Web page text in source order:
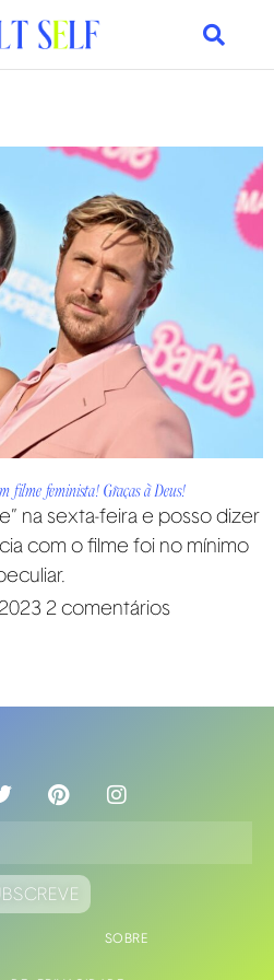
filme feminista! Graças à Deus!
na sexta-feira e posso dizer
com o filme foi no mínimo
2 comentários
SOBRE